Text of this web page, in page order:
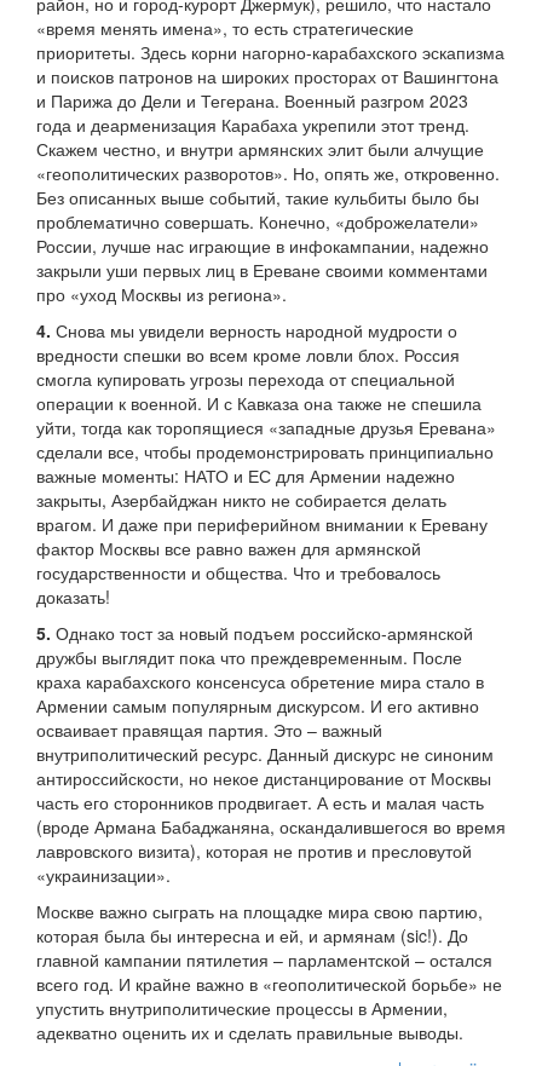
«время менять имена», то есть стратегические
приоритеты. Здесь корни нагорно-карабахского эскапизма
и поисков патронов на широких просторах от Вашингтона
и Парижа до Дели и Тегерана. Военный разгром 2023
года и деарменизация Карабаха укрепили этот тренд.
Скажем честно, и внутри армянских элит были алчущие
«геополитических разворотов». Но, опять же, откровенно.
Без описанных выше событий, такие кульбиты было бы
проблематично совершать. Конечно, «доброжелатели»
России, лучше нас играющие в инфокампании, надежно
закрыли уши первых лиц в Ереване своими комментами
про «уход Москвы из региона».
4. Снова мы увидели верность народной мудрости о
вредности спешки во всем кроме ловли блох. Россия
смогла купировать угрозы перехода от специальной
операции к военной. И с Кавказа она также не спешила
уйти, тогда как торопящиеся «западные друзья Еревана»
сделали все, чтобы продемонстрировать принципиально
важные моменты: НАТО и ЕС для Армении надежно
закрыты, Азербайджан никто не собирается делать
врагом. И даже при периферийном внимании к Еревану
фактор Москвы все равно важен для армянской
государственности и общества. Что и требовалось
доказать!
5. Однако тост за новый подъем российско-армянской
дружбы выглядит пока что преждевременным. После
краха карабахского консенсуса обретение мира стало в
Армении самым популярным дискурсом. И его активно
осваивает правящая партия. Это – важный
внутриполитический ресурс. Данный дискурс не синоним
антироссийскости, но некое дистанцирование от Москвы
часть его сторонников продвигает. А есть и малая часть
(вроде Армана Бабаджаняна, оскандалившегося во время
лавровского визита), которая не против и пресловутой
«украинизации».
Москве важно сыграть на площадке мира свою партию,
которая была бы интересна и ей, и армянам (sic!). До
главной кампании пятилетия – парламентской – остался
всего год. И крайне важно в «геополитической борьбе» не
упустить внутриполитические процессы в Армении,
адекватно оценить их и сделать правильные выводы.